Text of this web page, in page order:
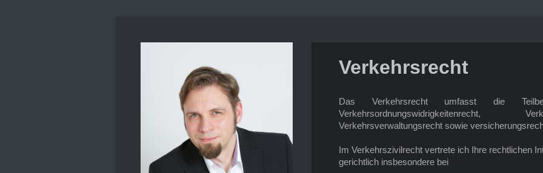
Verkehrsrecht
Das Verkehrsrecht umfasst die
Verkehrsordnungswidrigkeitenrecht,
Verkehrsverwaltungsrecht sowie
Im Verkehrszivilrecht vertrete ich Ihre rechtlichen
gerichtlich insbesondere bei